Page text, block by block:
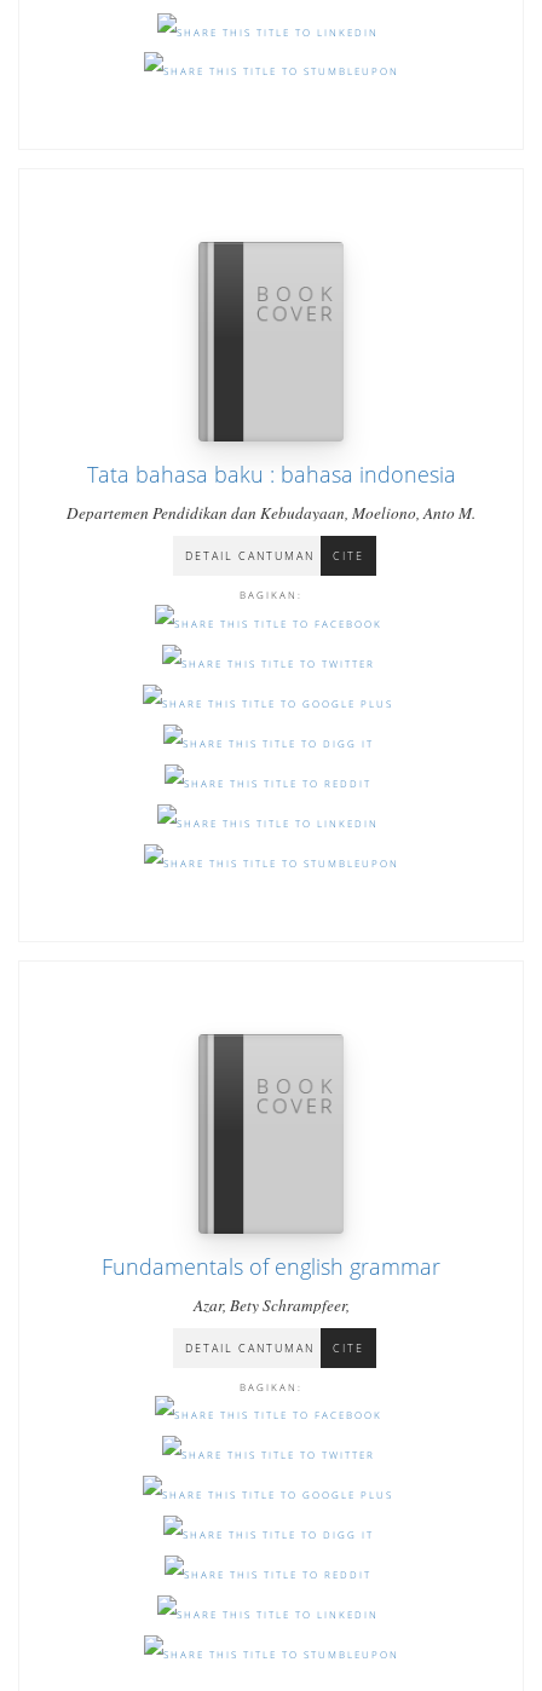
Tata bahasa baku : bahasa indonesia
Departemen Pendidikan dan Kebudayaan, Moeliono, Anto M.
DETAIL CANTUMAN CITE
BAGIKAN:
Fundamentals of english grammar
Azar, Bety Schrampfeer,
DETAIL CANTUMAN CITE
BAGIKAN: